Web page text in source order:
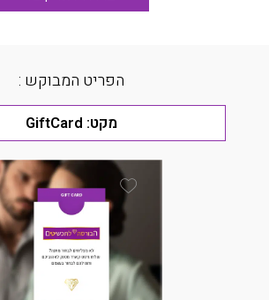
הפריט המבוקש :
מקט: GiftCard
Add Wishlist